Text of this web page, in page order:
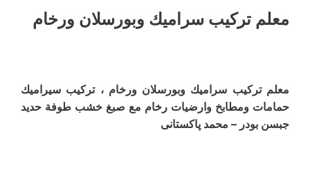
معلم ترکیب سرامیك وبورسلان ورخام
معلم ترکیب سرامیك وبورسلان ورخام ، تركيب سيراميك
حمامات ومطابخ وارضیات رخام مع صبغ خشب طوفة حدید
جبسن بودر – محمد پاکستانی